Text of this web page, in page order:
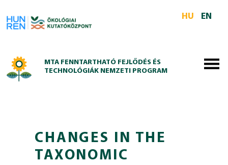
HU
EN
MTA FENNTARTHATÓ FEJLŐDÉS ÉS
TECHNOLÓGIÁK NEMZETI PROGRAM
CHANGES IN THE
TAXONOMIC